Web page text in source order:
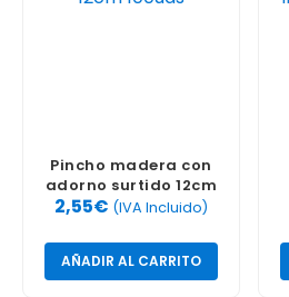
Pincho madera con
adorno surtido 12cm
100uds
2,55€ (IVA Incluido)
AÑADIR AL CARRITO